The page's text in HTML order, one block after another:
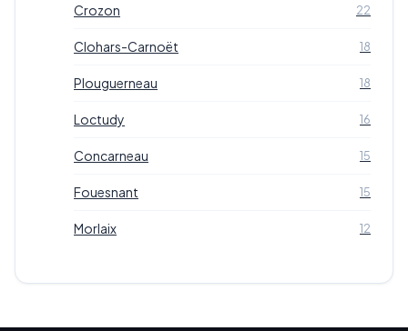
Crozon 22
Clohars-Carnoët 18
Plouguerneau 18
Loctudy 16
Concarneau 15
Fouesnant 15
Morlaix 12